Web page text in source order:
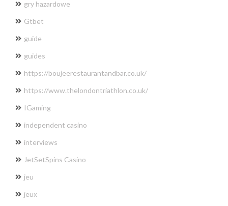
gry hazardowe
Gtbet
guide
guides
https://boujeerestaurantandbar.co.uk/
https://www.thelondontriathlon.co.uk/
IGaming
independent casino
interviews
JetSetSpins Casino
jeu
jeux